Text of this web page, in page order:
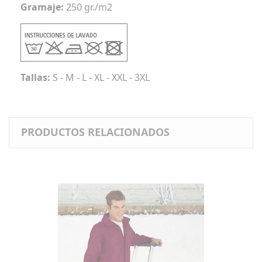
Gramaje: 250 gr./m2
Tallas: S - M - L - XL - XXL - 3XL
PRODUCTOS RELACIONADOS